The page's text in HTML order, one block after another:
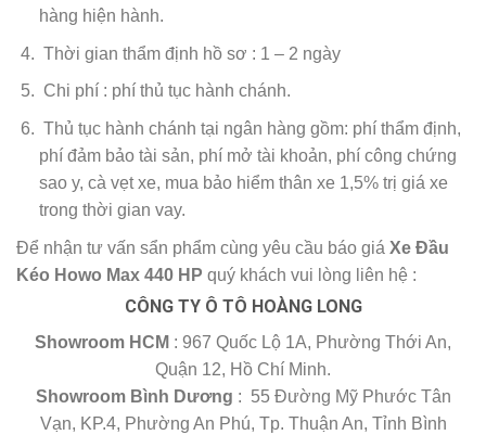
hàng hiện hành.
Thời gian thẩm định hồ sơ : 1 – 2 ngày
Chi phí : phí thủ tục hành chánh.
Thủ tục hành chánh tại ngân hàng gồm: phí thẩm định,
phí đảm bảo tài sản, phí mở tài khoản, phí công chứng
sao y, cà vẹt xe, mua bảo hiểm thân xe 1,5% trị giá xe
trong thời gian vay.
Để nhận tư vấn sẩn phẩm cùng yêu cầu báo giá Xe Đầu
Kéo Howo Max 440 HP quý khách vui lòng liên hệ :
CÔNG TY Ô TÔ HOÀNG LONG
Showroom HCM : 967 Quốc Lộ 1A, Phường Thới An,
Quận 12, Hồ Chí Minh.
Showroom Bình Dương : 55 Đường Mỹ Phước Tân
Vạn, KP.4, Phường An Phú, Tp. Thuận An, Tỉnh Bình